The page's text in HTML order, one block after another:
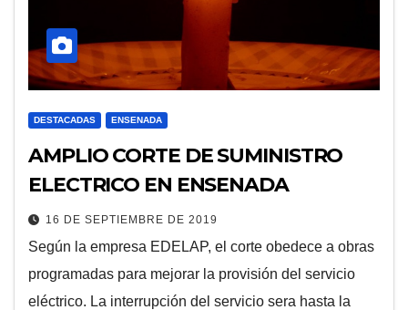
DESTACADAS ENSENADA
AMPLIO CORTE DE SUMINISTRO
ELECTRICO EN ENSENADA
16 DE SEPTIEMBRE DE 2019
Según la empresa EDELAP, el corte obedece a obras
programadas para mejorar la provisión del servicio
eléctrico. La interrupción del servicio sera hasta la